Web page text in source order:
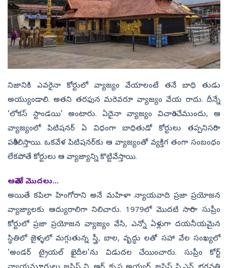
నిజానికి ఎవరైనా కోర్టులో వ్యాజ్యం వేయాలంటే తనే బాధి తుడు
అయ్యుండాలి. అతని తరఫున మరెవరూ వ్యాజ్యం వేయ రాదు. దీన్నే
‘లోకస్‌ స్టాండయి’ అంటారు. ఏదైనా వ్యాజ్యం విచారించేముందు, ఆ
వ్యాజ్యంలో పిటిషనర్‌ ఏ విధంగా బాధితుడో కోర్టులు తప్పనిసరిగా
పరిశీలిస్తాయి. ఒకవేళ పిటిషనర్‌కు ఆ వ్యాజ్యంతో వ్యక్తిగ తంగా సంబంధం
లేకపోతే కోర్టులు ఆ వ్యాజ్యాన్ని కొట్టివేస్తాయి.
ఆమెతో మొదలు...
అయితే కపిలా హింగోరాని అనే మహిళా న్యాయవాది ప్రజా ప్రయోజన
వ్యాజ్యాలకు ఆద్యురాలిగా నిలిచారు. 1979లో మొదటి సారిగా సుప్రీం
కోర్టులో ప్రజా ప్రయోజన వ్యాజ్యం వేసి, ఎన్నో ఏళ్లుగా దయనీయమైన
స్థితిలో జైళ్ళలో మగ్గుతున్న స్త్రీ, బాల, వృద్ధు లతో సహా వేల సంఖ్యలో
‘అండర్‌ ట్రైయల్‌ ఖైదీల’ను విడుదల చేయించారు. సుప్రీం కోర్ట్‌